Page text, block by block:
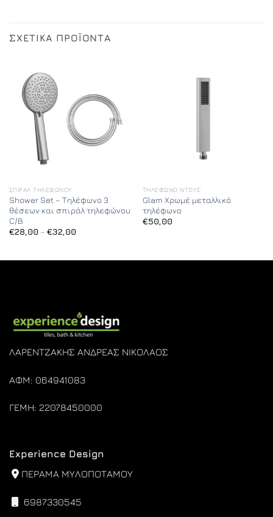
ΣΧΕΤΙΚΆ ΠΡΟΪΌΝΤΑ
ΣΠΙΡΆΛ ΤΗΛΕΦΏΝΟΥ
Shower Set – Τηλέφωνο 3
θέσεων και σπιράλ τηλεφώνου
C/B
€28,00 – €32,00Price
€32,00
ΤΗΛΈΦΩΝΟ ΝΤΟΥΣ
Glam Χρωμέ μεταλλικό
τηλέφωνο
€50,00
ΛΑΡΕΝΤΖΑΚΗΣ ΑΝΔΡΕΑΣ ΝΙΚΟΛΑΟΣ
ΑΦΜ: 064941083
ΓΕΜΗ: 22078450000
Experience Design
ΠΕΡΑΜΑ ΜΥΛΟΠΟΤΑΜΟΥ
6987330545